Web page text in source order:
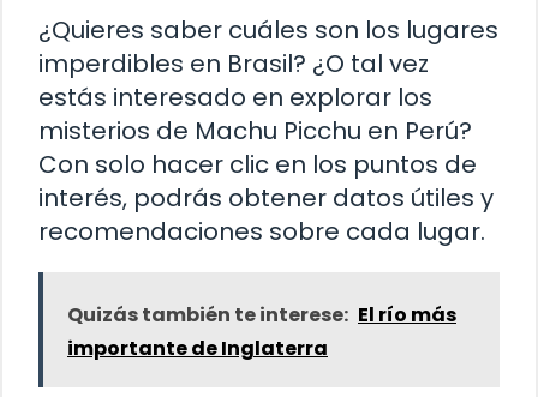
¿Quieres saber cuáles son los lugares
imperdibles en Brasil? ¿O tal vez
estás interesado en explorar los
misterios de Machu Picchu en Perú?
Con solo hacer clic en los puntos de
interés, podrás obtener datos útiles y
recomendaciones sobre cada lugar.
Quizás también te interese: El río más
importante de Inglaterra